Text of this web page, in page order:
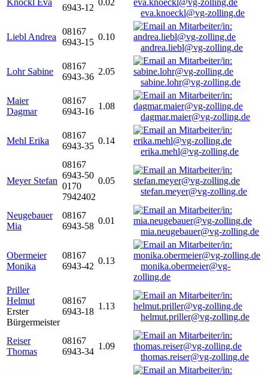
Knöckl Eva
6943-12
0.02
eva.knoeckl@vg-zolling.de
Liebl Andrea
08167
6943-15
0.10
andrea.liebl@vg-zolling.de
Lohr Sabine
08167
6943-36
2.05
sabine.lohr@vg-zolling.de
Maier
Dagmar
08167
6943-16
1.08
dagmar.maier@vg-zolling.de
Mehl Erika
08167
6943-35
0.14
erika.mehl@vg-zolling.de
Meyer Stefan
08167
6943-50
0170
7942402
0.05
stefan.meyer@vg-zolling.de
Neugebauer
Mia
08167
6943-58
0.01
mia.neugebauer@vg-zolling.de
Obermeier
Monika
08167
6943-42
0.13
monika.obermeier@vg-
zolling.de
Priller
Helmut
Erster
Bürgermeister
08167
6943-18
1.13
helmut.priller@vg-zolling.de
Reiser
Thomas
08167
6943-34
1.09
thomas.reiser@vg-zolling.de